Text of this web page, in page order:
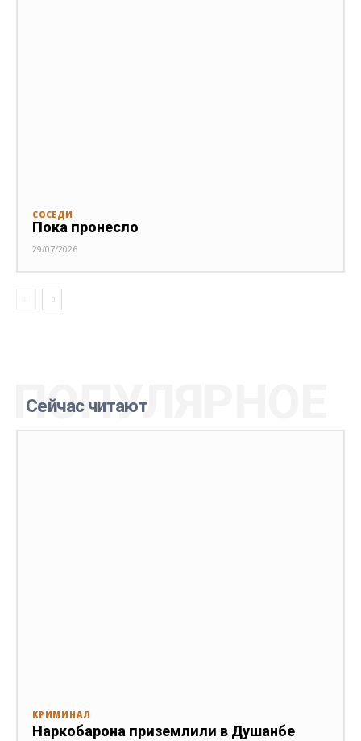
СОСЕДИ
Пока пронесло
29/07/2026
Сейчас читают
ПОПУЛЯРНОЕ
КРИМИНАЛ
Наркобарона приземлили в Душанбе